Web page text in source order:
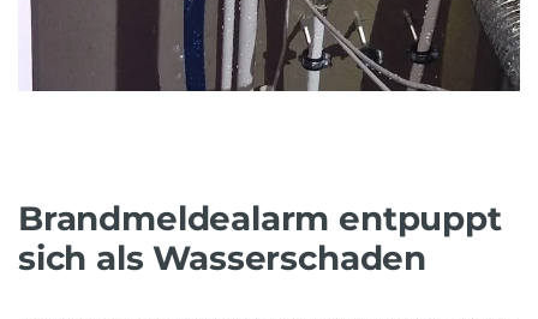
Brandmeldealarm entpuppt
sich als Wasserschaden